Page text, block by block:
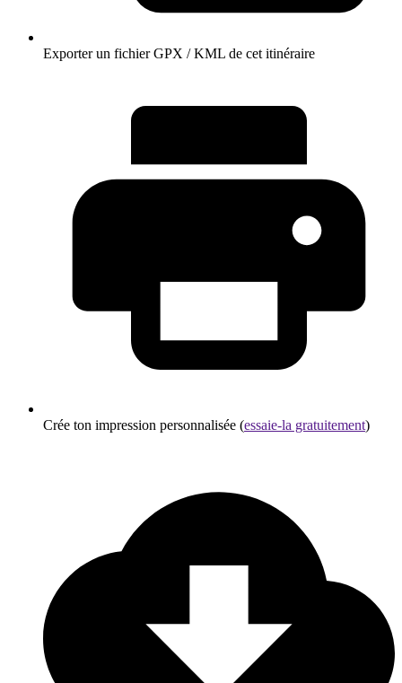
Exporter un fichier GPX / KML de cet itinéraire
Crée ton impression personnalisée (essaie-la gratuitement)